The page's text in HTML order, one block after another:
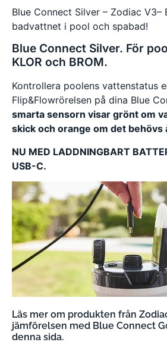
Blue Connect Silver – Zodiac V3–
badvattnet i pool och spabad!
Blue Connect Silver. För
KLOR och BROM.
Kontrollera poolens vattenstatus
Flip&Flowrörelsen på dina Blue
smarta sensorn visar grönt om
skick och orange om det behövs
NU MED LADDNINGBART
USB-C.
Läs mer om produkten från
jämförelsen med Blue Connect
denna sida.